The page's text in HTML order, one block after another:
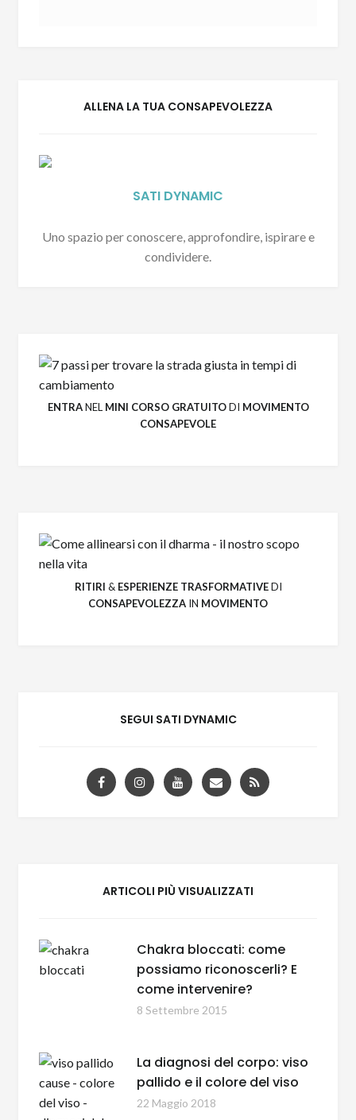
ALLENA LA TUA CONSAPEVOLEZZA
SATI DYNAMIC
Uno spazio per conoscere, approfondire, ispirare e
condividere.
ENTRANELMINI CORSO GRATUITODI MOVIMENTO
CONSAPEVOLE
RITIRI & ESPERIENZE TRASFORMATIVEDI
CONSAPEVOLEZZA IN MOVIMENTO
SEGUI SATI DYNAMIC
ARTICOLI PIÙ VISUALIZZATI
Chakra bloccati: come
possiamo riconoscerli? E
come intervenire?
8 Settembre 2015
La diagnosi del corpo: viso
pallido e il colore del viso
22 Maggio 2018